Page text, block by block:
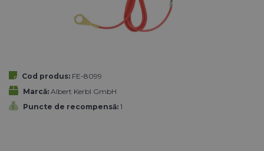
Cod produs: FE-8099
Marcă: Albert Kerbl GmbH
Puncte de recompensă: 1